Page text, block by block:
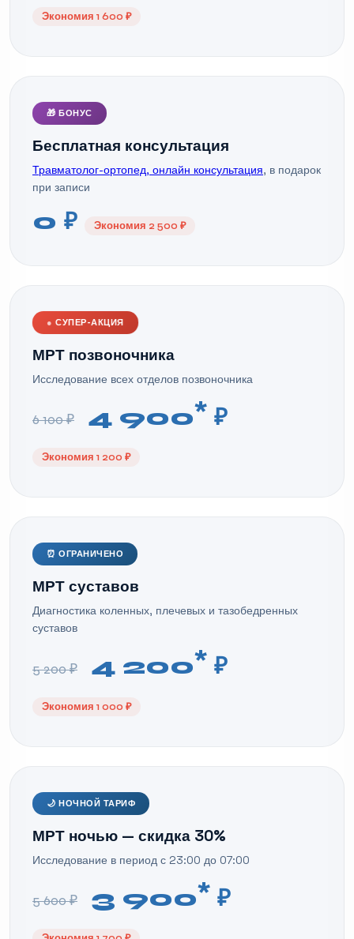
Экономия 1 600 ₽
🎁 БОНУС
Бесплатная консультация
Травматолог-ортопед, онлайн консультация, в подарок
при записи
0 ₽ Экономия 2 500 ₽
●СУПЕР-АКЦИЯ
МРТ позвоночника
Исследование всех отделов позвоночника
6 100 ₽ 4 900* ₽
Экономия 1 200 ₽
⏰ ОГРАНИЧЕНО
МРТ суставов
Диагностика коленных, плечевых и тазобедренных
суставов
5 200 ₽ 4 200* ₽
Экономия 1 000 ₽
🌙 НОЧНОЙ ТАРИФ
МРТ ночью — скидка 30%
Исследование в период с 23:00 до 07:00
5 600 ₽ 3 900* ₽